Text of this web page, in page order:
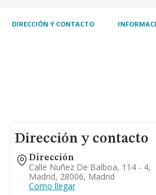
DIRECCIÓN Y CONTACTO
Dirección y contacto
Dirección
Calle Nuñez De Balboa, 114 - 4,
Madrid, 28006, Madrid
Como llegar